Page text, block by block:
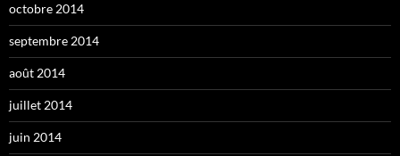
octobre 2014
septembre 2014
août 2014
juillet 2014
juin 2014